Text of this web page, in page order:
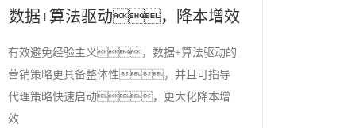
数据+算法驱动，降本增效
有效避免经验主义，数据+算法驱动的
营销策略更具备整体性，并且可指导
代理策略快速启动，更大化降本增
效